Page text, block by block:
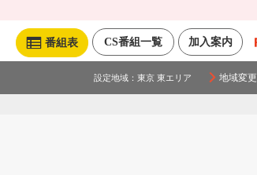
加入案内
CS番組一覧
番組表
設定地域： 東京 東エリア 地域変更